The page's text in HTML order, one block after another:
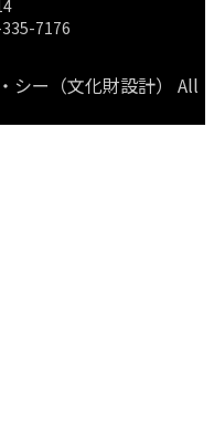
7176
シー（文化財設計） All